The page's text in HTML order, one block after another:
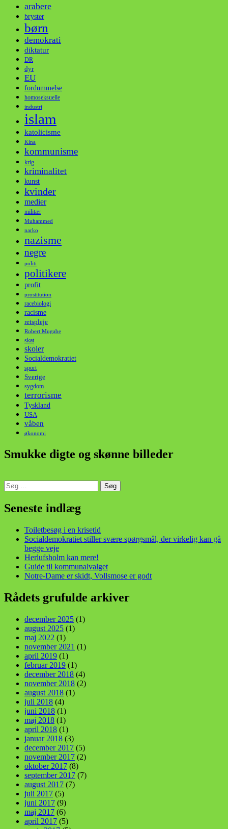
arabere
bryster
børn
demokrati
diktatur
DR
dyr
EU
fordummelse
homoseksuelle
industri
islam
katolicisme
Kina
kommunisme
krig
kriminalitet
kunst
kvinder
medier
militær
Muhammed
narko
nazisme
negre
politi
politikere
profit
prostitution
racebiologi
racisme
retspleje
Robert Mugabe
skat
skoler
Socialdemokratiet
sport
Sverige
sygdom
terrorisme
Tyskland
USA
våben
økonomi
Smukke digte og skønne billeder
Søg
efter:
Seneste indlæg
Toiletbesøg i en krisetid
Socialdemokratiet stiller svære spørgsmål, der virkelig kan gå
begge veje
Herlufsholm kan mere!
Guide til kommunalvalget
Notre-Dame er skidt, Vollsmose er godt
Rådets grufulde arkiver
december 2025 (1)
august 2025 (1)
maj 2022 (1)
november 2021 (1)
april 2019 (1)
februar 2019 (1)
december 2018 (4)
november 2018 (2)
august 2018 (1)
juli 2018 (4)
juni 2018 (1)
maj 2018 (1)
april 2018 (1)
januar 2018 (3)
december 2017 (5)
november 2017 (2)
oktober 2017 (8)
september 2017 (7)
august 2017 (7)
juli 2017 (5)
juni 2017 (9)
maj 2017 (6)
april 2017 (5)